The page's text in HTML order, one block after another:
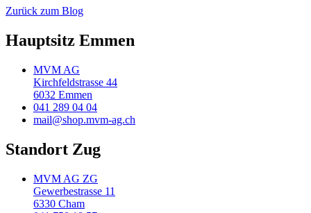
Zurück zum Blog
Hauptsitz Emmen
MVM AG
Kirchfeldstrasse 44
6032 Emmen
041 289 04 04
mail@shop.mvm-ag.ch
Standort Zug
MVM AG ZG
Gewerbestrasse 11
6330 Cham